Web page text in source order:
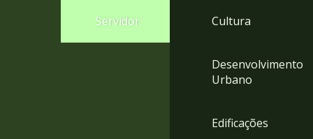
Servidor Cultura
Desenvolvimento
Urbano
Edificações